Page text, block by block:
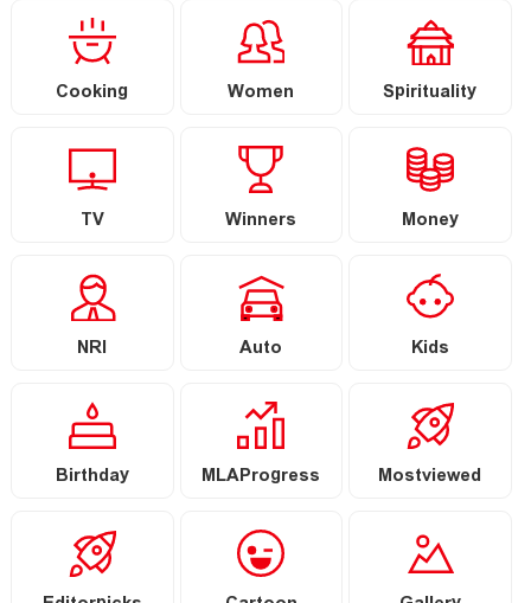
Cooking Women Spirituality
TV Winners Money
NRI Auto Kids
Birthday MLAProgress Mostviewed